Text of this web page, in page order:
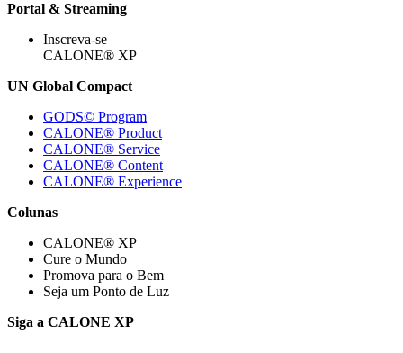
Portal & Streaming
Inscreva-se
CALONE® XP
UN Global Compact
GODS© Program
CALONE® Product
CALONE® Service
CALONE® Content
CALONE® Experience
Colunas
CALONE® XP
Cure o Mundo
Promova para o Bem
Seja um Ponto de Luz
Siga a CALONE XP